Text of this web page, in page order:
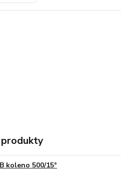
koleno 500/15°